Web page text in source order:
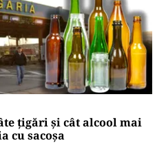
țigări și cât alcool mai
cu sacoșa